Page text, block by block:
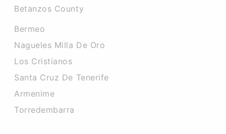
Betanzos County
Bermeo
Nagueles Milla De Oro
Los Cristianos
Santa Cruz De Tenerife
Armenime
Torredembarra